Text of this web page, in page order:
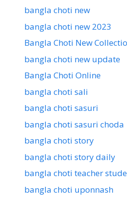
bangla choti new
bangla choti new 2023
Bangla Choti New
bangla choti new update
Bangla Choti Online
bangla choti sali
bangla choti sasuri
bangla choti sasuri choda
bangla choti story
bangla choti story daily
bangla choti teacher
bangla choti uponnash